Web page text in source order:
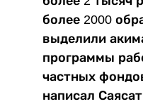
более 2000
выделили
программы
частных
написал